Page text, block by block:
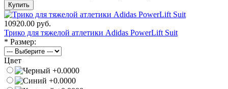
Купить
10920.00 руб.
Трико для тяжелой атлетики Adidas PowerLift Suit
* Размер:
Цвет